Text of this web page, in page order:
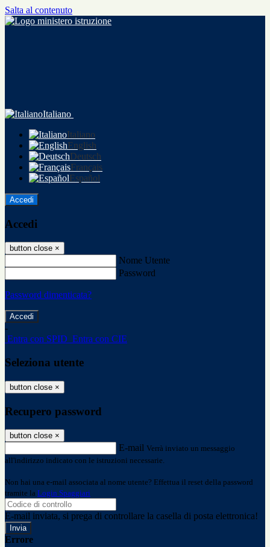
Salta al contenuto
Italiano
Italiano
English
Deutsch
Français
Español
Accedi
Accedi
button close ×
Nome Utente
Password
Password dimenticata?
-
Entra con SPID Entra con CIE
Seleziona utente
button close ×
Recupero password
button close ×
E-mail Verrà inviato un messaggio
all'indirizzo indicato con le istruzioni necessarie.
Non hai una e-mail associata al nome utente? Effettua il reset della password
tramite la Login Spaggiari
E-mail inviata, si prega di controllare la casella di posta elettronica!
Errore